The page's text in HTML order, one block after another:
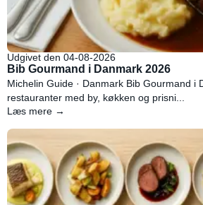
Udgivet den 04-08-2026
Bib Gourmand i Danmark 2026
Michelin Guide · Danmark Bib Gourmand i
restauranter med by, køkken og prisni...
Læs mere →